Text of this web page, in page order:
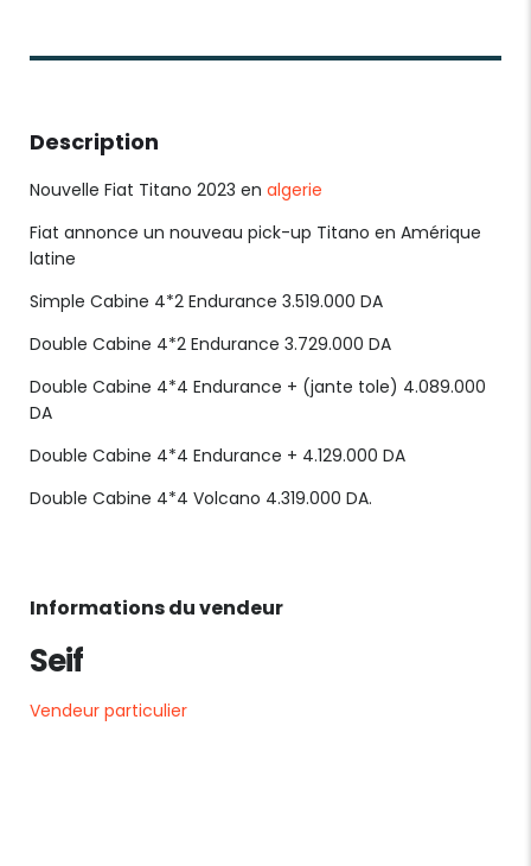
Description
Nouvelle Fiat Titano 2023 en algerie
Fiat annonce un nouveau pick-up Titano en Amérique
latine
Simple Cabine 4*2 Endurance 3.519.000 DA
Double Cabine 4*2 Endurance 3.729.000 DA
Double Cabine 4*4 Endurance + (jante tole) 4.089.000
DA
Double Cabine 4*4 Endurance + 4.129.000 DA
Double Cabine 4*4 Volcano 4.319.000 DA.
Informations du vendeur
Seif
Vendeur particulier